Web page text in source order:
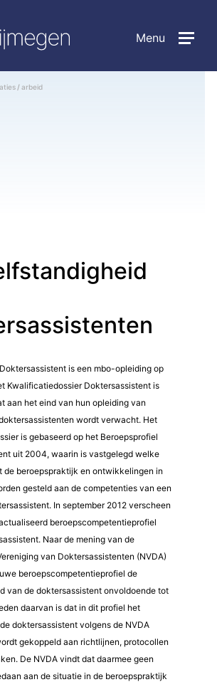
Menu
/arbeid
is een mbo-opleiding op
Kwalificatiedossier Doktersassistent is
aan het eind van hun opleiding van
wordt verwacht. Het
is gebaseerd op het Beroepsprofiel
uit 2004, waarin is vastgelegd welke
de beroepspraktijk en ontwikkelingen in
gesteld aan de competenties van een
In september 2012 verscheen
beroepscompetentieprofiel
Naar de mening van de
van Doktersassistenten (NVDA)
beroepscompetentieprofiel de
van de doktersassistent onvoldoende tot
daarvan is dat in dit profiel het
doktersassistent volgens de NVDA
gekoppeld aan richtlijnen, protocollen
De NVDA vindt dat daarmee geen
aan de situatie in de beroepspraktijk